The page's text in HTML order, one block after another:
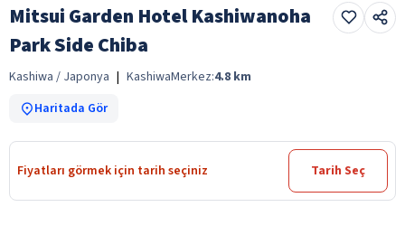
Mitsui Garden Hotel Kashiwanoha
Park Side Chiba
Kashiwa / Japonya | KashiwaMerkez:4.8 km
Haritada Gör
Fiyatları görmek için tarih seçiniz Tarih Seç